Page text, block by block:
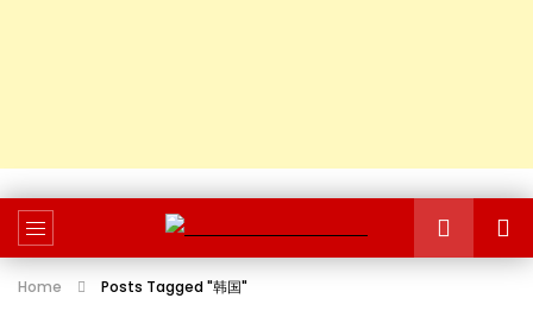
Home Posts Tagged "韩国"